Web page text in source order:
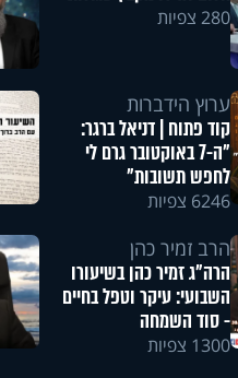
280 צפיות
ערוץ הידברות
קוד פתוח | דניאל ברגר:
"ה-7 באוקטובר גרם לי
לחפש תשובות"
6246 צפיות
הרב זמיר כהן
הרה"ג זמיר כהן בשיעורו
השבועי: עיקר וטפל בחיים
- סוד השמחה
1300 צפיות